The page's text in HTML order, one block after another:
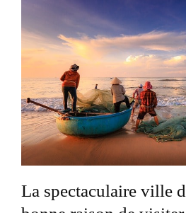
La spectaculaire ville